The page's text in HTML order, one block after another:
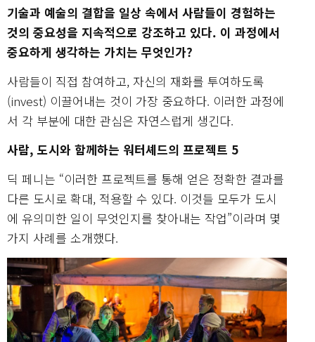
기술과 예술의 결합을 일상 속에서 사람들이 경험하는
것의 중요성을 지속적으로 강조하고 있다. 이 과정에서
중요하게 생각하는 가치는 무엇인가?
사람들이 직접 참여하고, 자신의 재화를 투여하도록
(invest) 이끌어내는 것이 가장 중요하다. 이러한 과정에
서 각 부분에 대한 관심은 자연스럽게 생긴다.
사람, 도시와 함께하는 워터셰드의 프로젝트 5
딕 페니는 “이러한 프로젝트를 통해 얻은 정확한 결과를
다른 도시로 확대, 적용할 수 있다. 이것들 모두가 도시
에 유의미한 일이 무엇인지를 찾아내는 작업”이라며 몇
가지 사례를 소개했다.